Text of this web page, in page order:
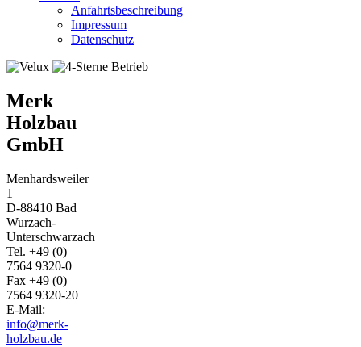
Anfahrtsbeschreibung
Impressum
Datenschutz
Merk
Holzbau
GmbH
Menhardsweiler
1
D-88410 Bad
Wurzach-
Unterschwarzach
Tel. +49 (0)
7564 9320-0
Fax +49 (0)
7564 9320-20
E-Mail:
info@merk-
holzbau.de